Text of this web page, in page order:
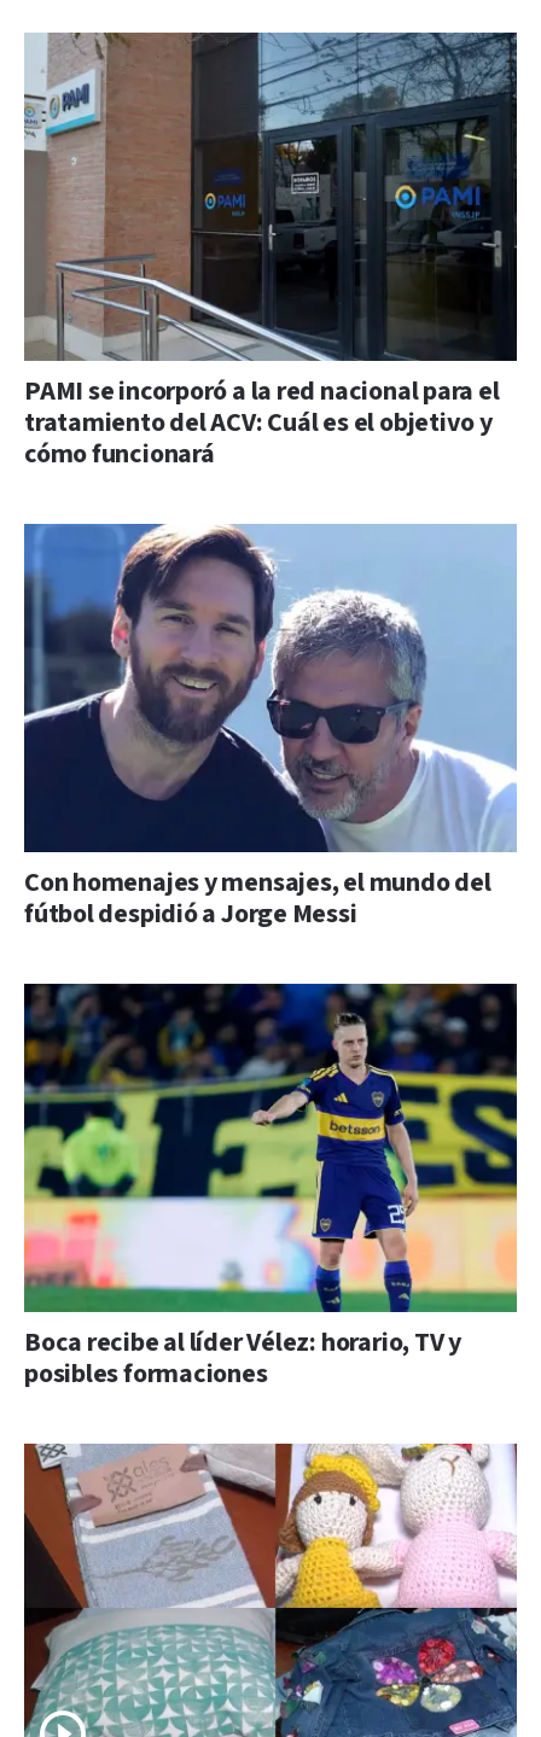
PAMI se incorporó a la red nacional para el
tratamiento del ACV: Cuál es el objetivo y
cómo funcionará
Con homenajes y mensajes, el mundo del
fútbol despidió a Jorge Messi
Boca recibe al líder Vélez: horario, TV y
posibles formaciones